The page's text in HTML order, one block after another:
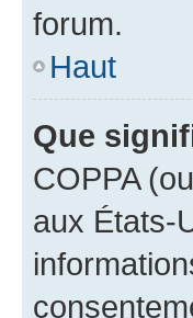
forum.
Haut
Que
COPPA (ou
aux États-